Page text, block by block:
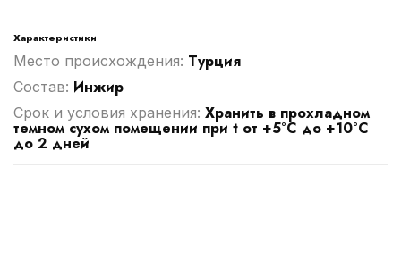
Характеристики
Место происхождения: Турция
Cостав: Инжир
Срок и условия хранения: Хранить в прохладном
темном сухом помещении при t от +5°C до +10°C
до 2 дней